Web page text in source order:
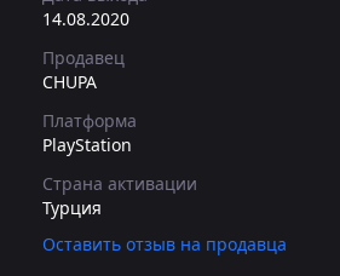
14.08.2020
Продавец
CHUPA
Платформа
PlayStation
Страна активации
Турция
Оставить отзыв на продавца